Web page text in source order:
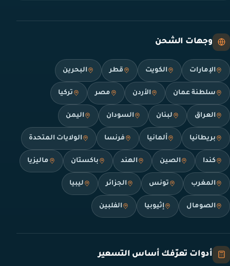
وجهات الشحن
الإمارات الكويت قطر البحرين
سلطنة عمان الأردن مصر تركيا
العراق لبنان السودان اليمن
بريطانيا ألمانيا فرنسا الولايات المتحدة
كندا الصين الهند باكستان ماليزيا
المغرب تونس الجزائر ليبيا
الصومال إثيوبيا الفلبين
أدوات تعرّفك أساس التسعير